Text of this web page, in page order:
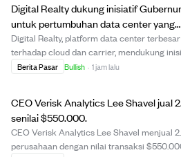
dengan memind...
Digital Realty dukung inisiatif
untuk pertumbuhan data center yang
bertanggung jawab di Texas.
Digital Realty, platform data center
terhadap cloud dan carrier, mendukung
Gubernur Texas, Abbott, untuk investasi
Berita Pasar Bullish · 1 jam lalu
CEO Verisk Analytics Lee Shavel jual
senilai $550.000.
CEO Verisk Analytics Lee Shavel menjual
perusahaan dengan nilai transaksi